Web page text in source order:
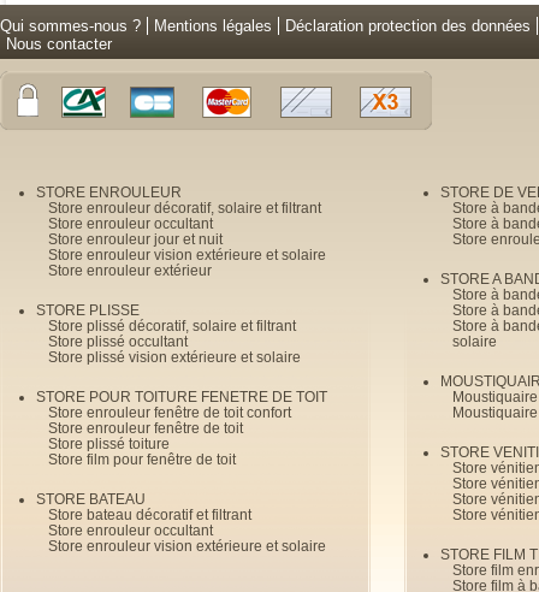
Qui sommes-nous ? Mentions légales
Déclaration protection des données
Nous contacter
STORE ENROULEUR
Store enrouleur décoratif, solaire et filtrant
Store enrouleur occultant
Store enrouleur jour et nuit
Store enrouleur vision extérieure et solaire
Store enrouleur extérieur
STORE PLISSE
Store plissé décoratif, solaire et filtrant
Store plissé occultant
Store plissé vision extérieure et solaire
STORE POUR TOITURE FENETRE DE TOIT
Store enrouleur fenêtre de toit confort
Store enrouleur fenêtre de toit
Store plissé toiture
Store film pour fenêtre de toit
STORE BATEAU
Store bateau décoratif et filtrant
Store enrouleur occultant
Store enrouleur vision extérieure et solaire
STORE DE
Store à
Store à
Store
STORE A
Store à
Store à
Store à
solaire
STORE
Store
Store
Store
Store
STORE FILM
Store film
Store film à